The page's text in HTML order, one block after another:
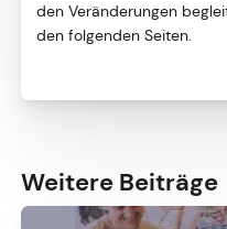
den Veränderungen
den folgenden Seiten.
Weitere Beiträge